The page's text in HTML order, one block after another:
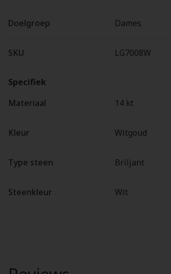
Doelgroep Dames
SKU LG7008W
Specifiek
Materiaal
14 kt
Kleur Witgoud
Type steen Briljant
Steenkleur Wit